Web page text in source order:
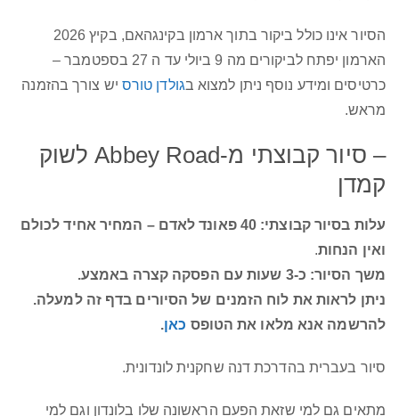
הסיור אינו כולל ביקור בתוך ארמון בקינגהאם, בקיץ 2026
הארמון יפתח לביקורים מה 9 ביולי עד ה 27 בספטמבר –
כרטיסים ומידע נוסף ניתן למצוא בגולדן טורס יש צורך בהזמנה
מראש.
– סיור קבוצתי מ-Abbey Road לשוק
קמדן
עלות בסיור קבוצתי: 40 פאונד לאדם – המחיר אחיד לכולם
ואין הנחות.
משך הסיור: כ-3 שעות עם הפסקה קצרה באמצע.
ניתן לראות את לוח הזמנים של הסיורים בדף זה למעלה.
להרשמה אנא מלאו את הטופס כאן.
סיור בעברית בהדרכת דנה שחקנית לונדונית.
מתאים גם למי שזאת הפעם הראשונה שלו בלונדון וגם למי